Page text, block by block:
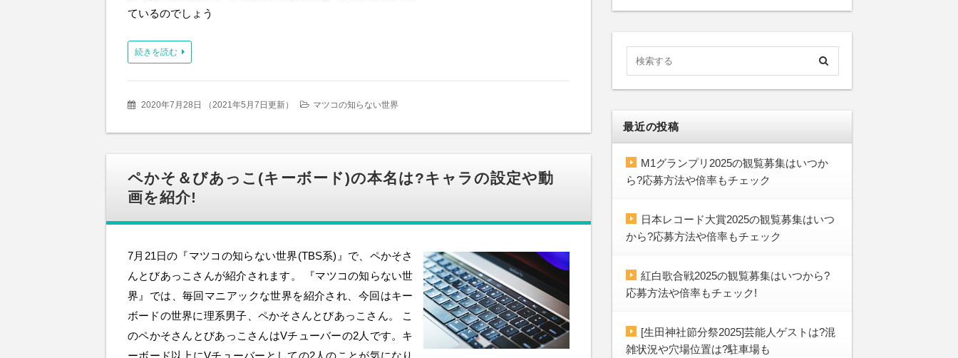
ているのでしょう
続きを読む
2020年7月28日 （2021年5月7日更新） マツコの知らない世界
ペかそ＆びあっこ(キーボード)の本名は?キャラの設定や動
画を紹介!
7月21日の『マツコの知らない世界(TBS系)』で、ペかそさ
んとびあっこさんが紹介されます。 『マツコの知らない世
界』では、毎回マニアックな世界を紹介され、今回はキー
ボードの世界に理系男子、ペかそさんとびあっこさん。 こ
のペかそさんとびあっこさんはVチューバーの2人です。キ
ーボード以上にVチューバーとしての2人のことが気になり
最近の投稿
M1グランプリ2025の観覧募集はいつか
ら?応募方法や倍率もチェック
日本レコード大賞2025の観覧募集はいつ
から?応募方法や倍率もチェック
紅白歌合戦2025の観覧募集はいつから?
応募方法や倍率もチェック!
[生田神社節分祭2025]芸能人ゲストは?混
雑状況や穴場位置は?駐車場も